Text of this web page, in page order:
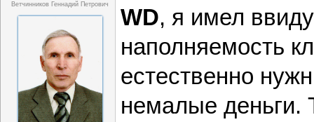
Ветчинников Геннадий Петрович
WD, я имел
наполняемость
естественно
немалые деньги.